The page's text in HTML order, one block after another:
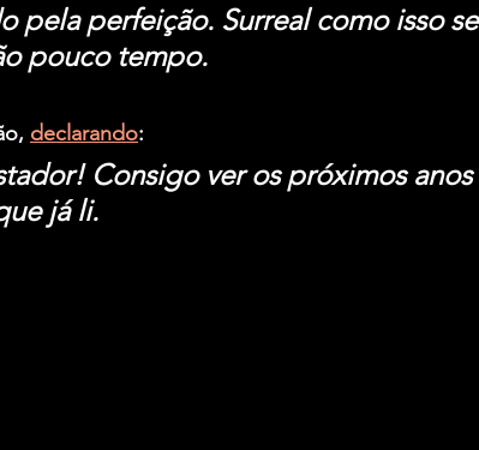
pela perfeição. Surreal como isso
pouco tempo.
declarando:
Consigo ver os próximos
já li.